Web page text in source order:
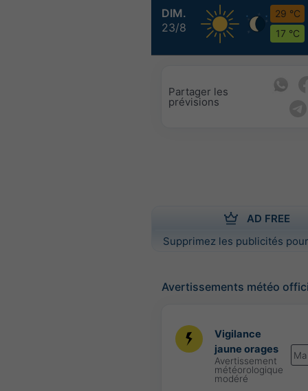
DIM.
23/8
29 °C
17 °C
Partager les
prévisions
AD FREE
Supprimez les publicités
Avertissements météo
Vigilance
jaune orages
Avertissement
météorologique
modéré